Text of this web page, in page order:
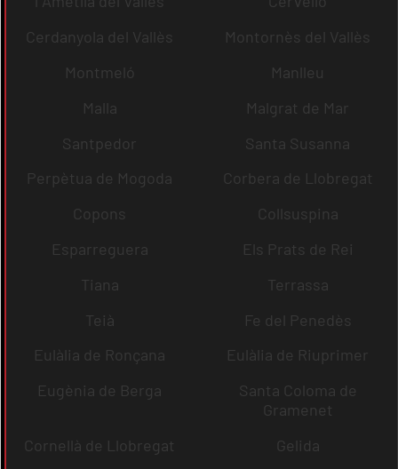
Cerdanyola del Vallès
Montornès del Vallès
Montmeló
Manlleu
Malla
Malgrat de Mar
Santpedor
Santa Susanna
Perpètua de Mogoda
Corbera de Llobregat
Copons
Collsuspina
Esparreguera
Els Prats de Rei
Tiana
Terrassa
Teià
Fe del Penedès
Eulàlia de Ronçana
Eulàlia de Riuprimer
Eugènia de Berga
Santa Coloma de
Gramenet
Cornellà de Llobregat
Gelida